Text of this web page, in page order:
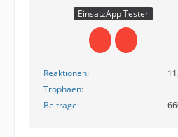
EinsatzApp Tester
Reaktionen
Trophäen
Beiträge